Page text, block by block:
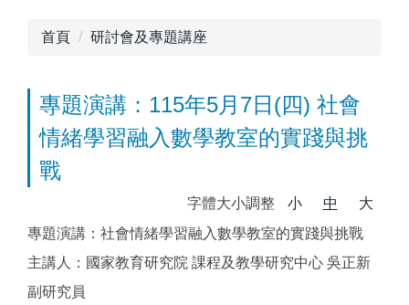
首頁 研討會及專題講座
專題演講：115年5月7日(四) 社會
情緒學習融入數學教室的實踐與挑
戰
字體大小調整 小 中
大
專題演講：社會情緒學習融入數學教室的實踐與挑戰
主講人：國家教育研究院 課程及教學研究中心 吳正新
副研究員